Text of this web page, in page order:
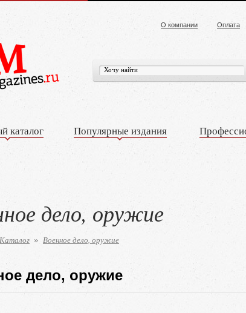
О компании Оплата
каталог Популярные издания
дело, оружие
Каталог » Военное дело, оружие
дело, оружие